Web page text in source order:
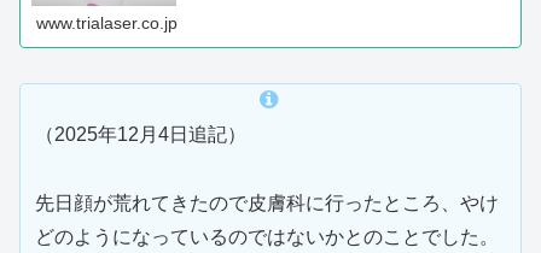
www.trialaser.co.jp
（2025年12月4日追記）
先日顔が荒れてきたので皮膚科に行ったところ、やけ
どのようになっているのではないかとのことでした。